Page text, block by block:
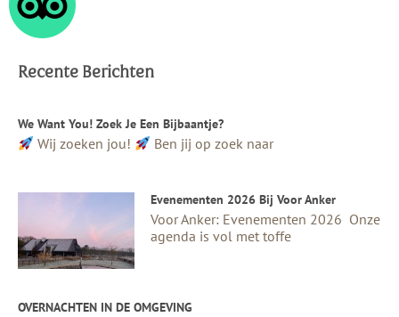
Recente Berichten
We Want You! Zoek Je Een Bijbaantje?
Wij zoeken jou! Ben jij op zoek naar
Evenementen 2026 Bij Voor Anker
Voor Anker: Evenementen 2026 Onze
agenda is vol met toffe
OVERNACHTEN IN DE OMGEVING